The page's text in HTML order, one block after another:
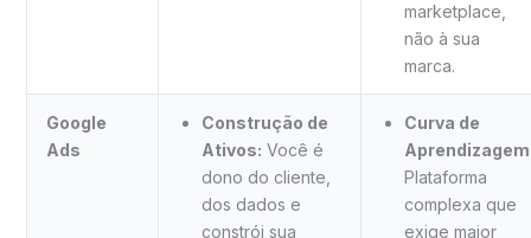
marketplace,
não à sua
marca.
Google
Ads
Construção de
Ativos: Você é
dono do cliente,
dos dados e
constrói sua
Curva de
Plataforma
complexa que
exige maior